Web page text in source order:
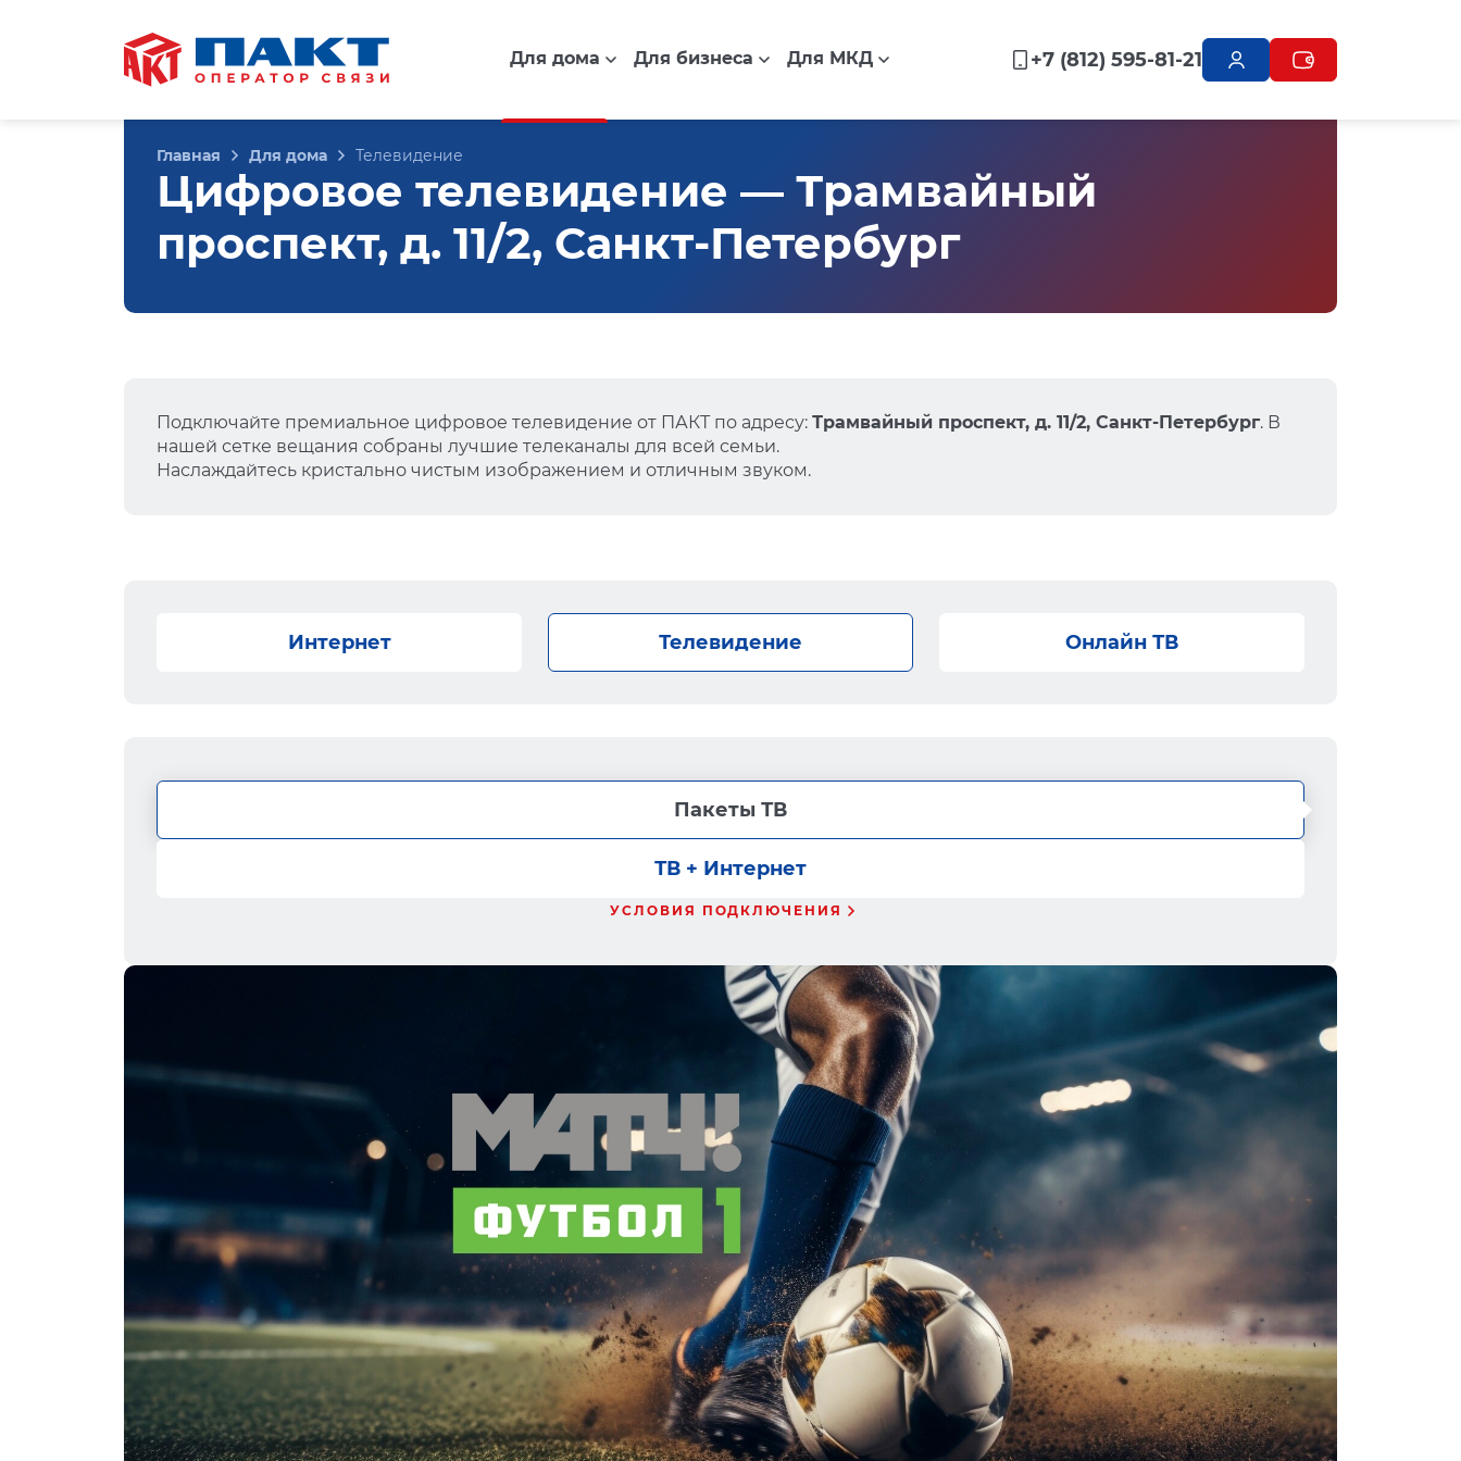
Для дома Для бизнеса Для МКД +7 (812) 595-81-21
Главная Для дома Телевидение
Цифровое телевидение — Трамвайный
проспект, д. 11/2, Санкт-Петербург
Подключайте премиальное цифровое телевидение от ПАКТ по адресу: Трамвайный проспект, д. 11/2, Санкт-Петербург. В
нашей сетке вещания собраны лучшие телеканалы для всей семьи.
Наслаждайтесь кристально чистым изображением и отличным звуком.
Интернет Телевидение Онлайн ТВ
Пакеты ТВ
ТВ + Интернет
УСЛОВИЯ ПОДКЛЮЧЕНИЯ